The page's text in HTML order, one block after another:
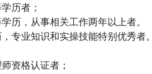
历者；
历，从事相关工作两年以上者。
专业知识和实操技能特别优秀者。
资格认证者；